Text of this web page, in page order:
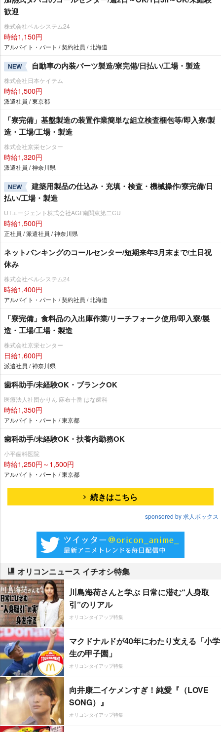
歓迎
株式会社ベルシステム24
時給1,150円
アルバイト・パート / 契約社員 / 北海道
NEW 自動車の内装パーツ製造/寮完備/日払い/工場・製造
株式会社日本ケイテム
時給1,500円
派遣社員 / 東京都
「寮完備」基盤製造の装置作業簡単な組立検査梱包等/即入寮/製
造・工場/工場・製造
株式会社京栄センター
時給1,320円
派遣社員 / 神奈川県
NEW
建築用製品の仕込み・充填・検査・機械操作/寮完備/日
払い/工場・製造
UTエージェント株式会社AGT南関東第二CU
時給1,500円
正社員 / 派遣社員 / 神奈川県
ネットバンキングのコールセンター/短期来年3月末まで/土日祝
休み
株式会社ベルシステム24
時給1,400円
アルバイト・パート / 契約社員 / 北海道
「寮完備」食料品の入出庫作業/リーチフォーク使用/即入寮/製
造・工場/工場・製造
株式会社京栄センター
日給1,600円
派遣社員 / 神奈川県
歯科助手/未経験OK・ブランクOK
医療法人社団かりん 麻布十番 はな歯科
時給1,350円
アルバイト・パート / 東京都
歯科助手/未経験OK・扶養内勤務OK
小平歯科医院
時給1,250円～1,500円
アルバイト・パート / 東京都
続きはこちら
sponsored by 求人ボックス
オリコンニュース イチオシ特集
川島海荷さんと学ぶ 日常に潜む“人身取
引”のリアル
オリコンタイアップ特集
マクドナルドが40年にわたり支える「小学
生の甲子園」
オリコンタイアップ特集
向井康二イケメンすぎ！純愛『（LOVE
SONG）』
オリコンタイアップ特集